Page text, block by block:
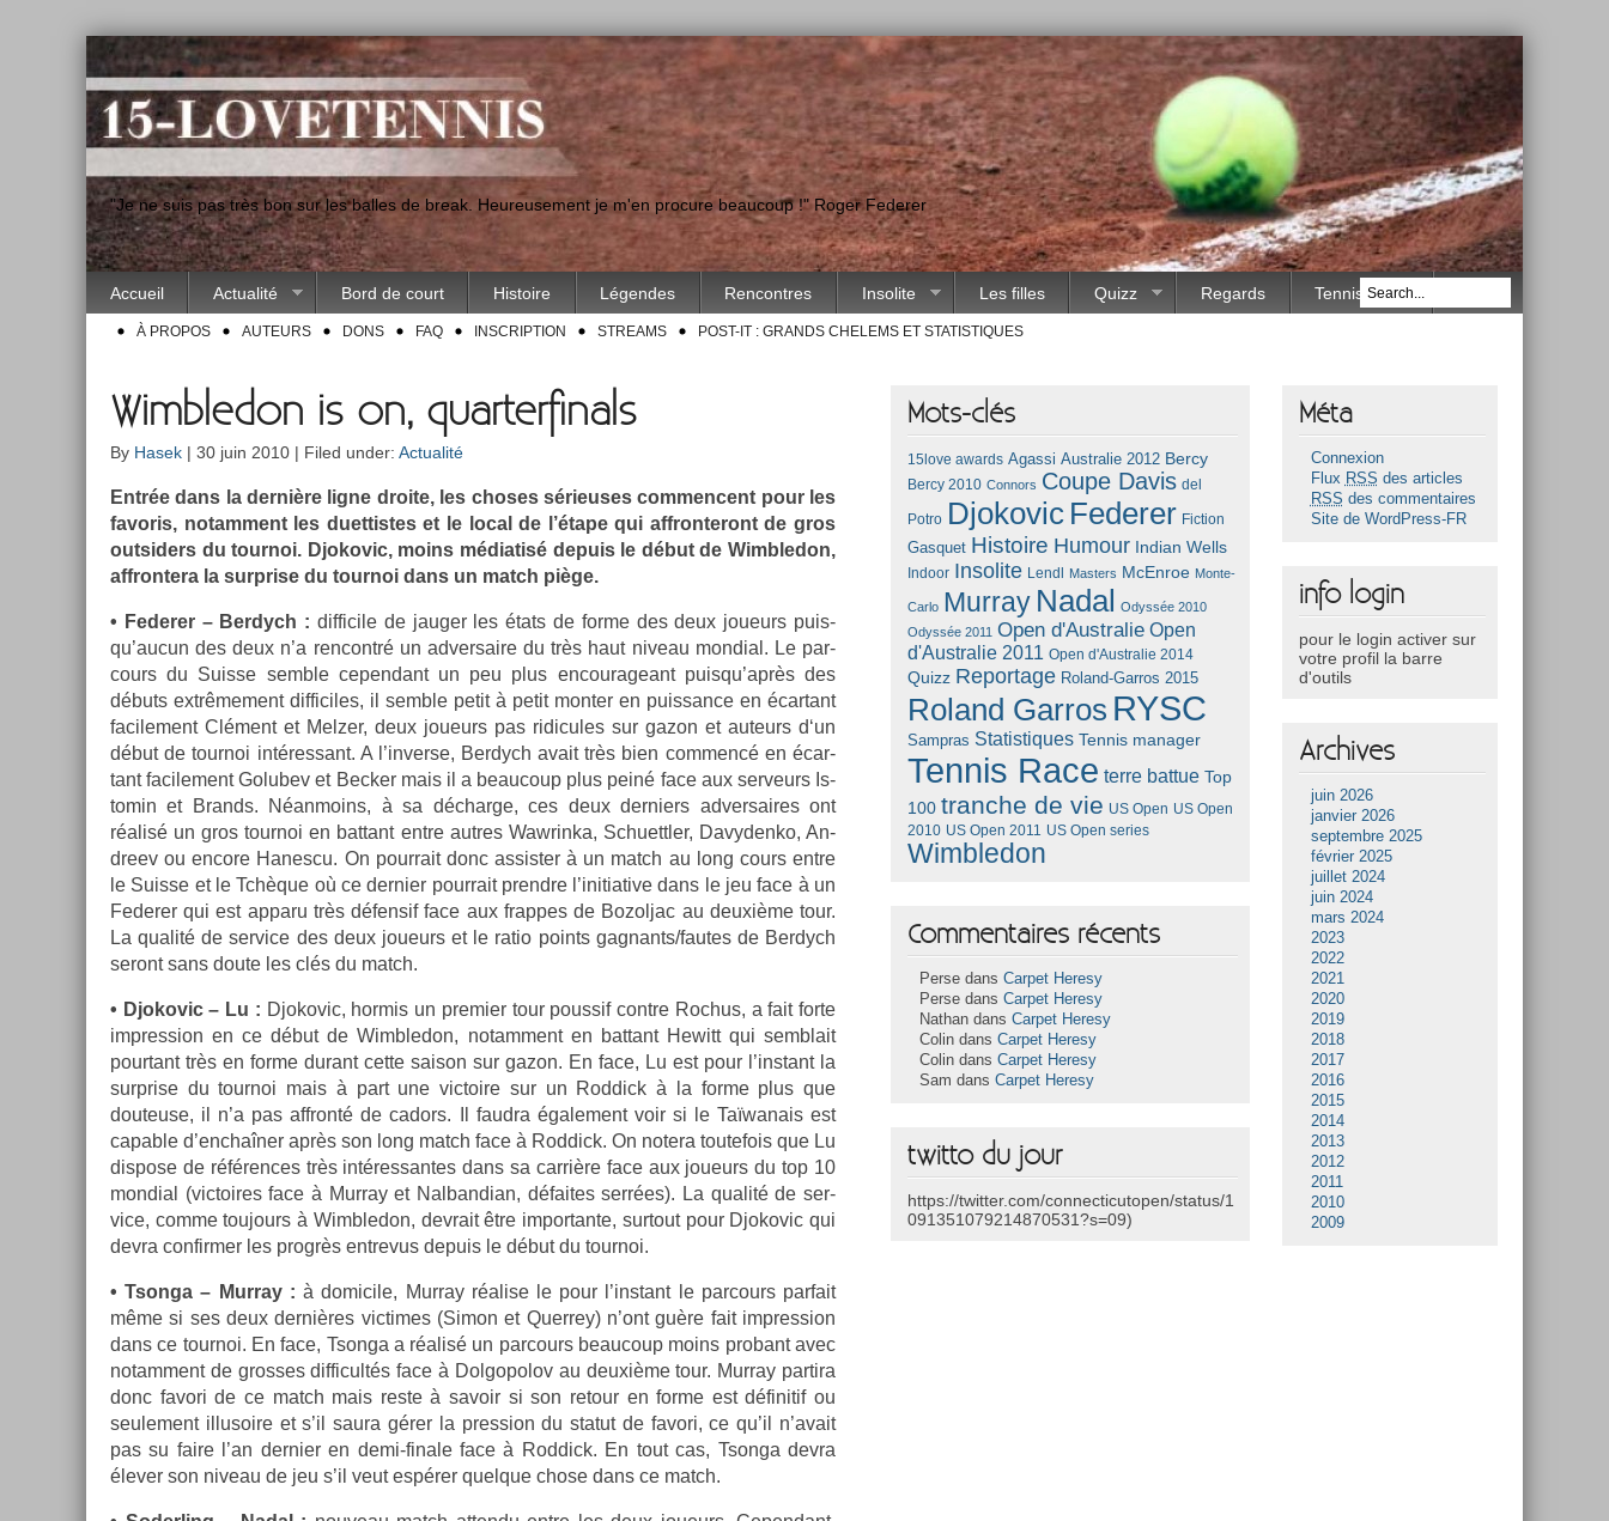
"Je ne suis pas très bon sur les balles de break. Heureusement je m'en procure beaucoup !" Roger Federer
Accueil Actualité Bord de court Histoire Légendes Rencontres Insolite Les filles Quizz Regards Tennis Race
À PROPOS AUTEURS DONS FAQ INSCRIPTION STREAMS POST-IT : GRANDS CHELEMS ET STATISTIQUES
Wimbledon is on, quarterfinals
By Hasek | 30 juin 2010 | Filed under: Actualité
Entrée dans la dernière ligne droite, les choses sérieuses com­men­cent pour les
favoris, notam­ment les duet­tistes et le local de l’étape qui affron­teront de gros
out­sid­ers du tour­noi. Djokovic, moins médiatisé de­puis le début de Wimbledon,
affron­tera la sur­pr­ise du tour­noi dans un match piège.
• Feder­er – Be­rdych : dif­ficile de jaug­er les états de forme des deux joueurs puis­
qu’aucun des deux n’a re­ncontré un ad­versaire du très haut niveau mon­di­al. Le par­
cours du Suis­se semble cepen­dant un peu plus en­courageant puis­qu’après des
débuts ex­trême­ment dif­ficiles, il semble petit à petit mont­er en puis­sance en écar­tant
facile­ment Clément et Melz­er, deux joueurs pas ridicules sur gazon et auteurs d‘un
début de tour­noi in­téres­sant. A l’in­verse, Be­rdych avait très bien com­mencé en écar­
tant facile­ment Golubev et Be­ck­er mais il a be­aucoup plus peiné face aux ser­veurs Is­
tomin et Brands. Néan­moins, à sa déchar­ge, ces deux de­rni­ers ad­versaires ont
réalisé un gros tour­noi en bat­tant entre aut­res Waw­rinka, Schuettl­er, Davyden­ko, An­
dreev ou en­core Han­es­cu. On pour­rait donc as­sist­er à un match au long cours entre
le Suis­se et le Tchèque où ce de­rni­er pour­rait pre­ndre l’initiative dans le jeu face à un
Feder­er qui est ap­paru très défen­sif face aux frap­pes de Bozol­jac au deuxième tour.
La qualité de ser­vice des deux joueurs et le ratio points gag­nants/fautes de Be­rdych
seront sans doute les clés du match.
• Djokovic – Lu : Djokovic, hor­mis un pre­mi­er tour pous­sif con­tre Roc­hus, a fait forte
im­press­ion en ce début de Wimbledon, notam­ment en bat­tant Hewitt qui semblait
pour­tant très en forme durant cette saison sur gazon. En face, Lu est pour l’instant la
sur­pr­ise du tour­noi mais à part une vic­toire sur un Rod­dick à la forme plus que
douteuse, il n’a pas affronté de cadors. Il faud­ra égale­ment voir si le Taï­wanais est
cap­able d’enchaîner après son long match face à Rod­dick. On notera toutefois que Lu
dis­pose de référ­ences très in­téres­santes dans sa carrière face aux joueurs du top 10
mon­di­al (vic­toires face à Mur­ray et Nal­bandian, défaites serrées). La qualité de ser­
vice, comme toujours à Wimbledon, de­vrait être im­por­tante, sur­tout pour Djokovic qui
devra con­firm­er les progrès en­trevus de­puis le début du tour­noi.
• Tson­ga – Mur­ray : à domicile, Mur­ray réalise le pour l’instant le par­cours par­fait
même si ses deux dernières vic­times (Simon et Quer­rey) n’ont guère fait im­press­ion
dans ce tour­noi. En face, Tson­ga a réalisé un par­cours be­aucoup moins pro­bant avec
notam­ment de gros­ses dif­ficultés face à Dol­gopolov au deuxième tour. Mur­ray par­tira
donc favori de ce match mais reste à savoir si son re­tour en forme est définitif ou
seule­ment il­lusoire et s’il saura gérer la pre­ss­ion du statut de favori, ce qu’il n’avait
pas su faire l’an de­rni­er en demi-finale face à Rod­dick. En tout cas, Tson­ga devra
élever son niveau de jeu s’il veut espérer quel­que chose dans ce match.
Mots-clés
15love awards Agassi Australie 2012 Bercy
Bercy 2010 Connors Coupe Davis del
Potro Djokovic Federer Fiction
Gasquet Histoire Humour Indian Wells
Indoor Insolite Lendl Masters McEnroe Monte-
Carlo Murray Nadal
Odyssée 2010
Odyssée 2011 Open d'Australie Open
d'Australie 2011 Open d'Australie 2014
Quizz Reportage Roland-Garros 2015
Roland Garros RYSC
Sampras Statistiques Tennis manager
Tennis Race terre battue Top
100 tranche de vie US Open US Open
2010 US Open 2011 US Open series
Wimbledon
Commentaires récents
Perse dansCarpet Heresy
Perse dansCarpet Heresy
Nathan dansCarpet Heresy
Colin dansCarpet Heresy
Colin dansCarpet Heresy
Sam dansCarpet Heresy
twitto du jour
https://twitter.com/connecticutopen/status/1
091351079214870531?s=09)
Méta
Connexion
Flux RSS des articles
RSS des commentaires
Site de WordPress-FR
info login
pour le login activer sur
votre profil la barre
d'outils
Archives
juin 2026
janvier 2026
septembre 2025
février 2025
juillet 2024
juin 2024
mars 2024
2023
2022
2021
2020
2019
2018
2017
2016
2015
2014
2013
2012
2011
2010
2009